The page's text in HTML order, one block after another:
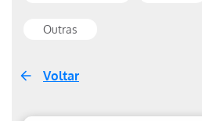
Outras
Voltar